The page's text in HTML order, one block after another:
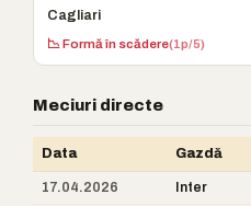
Cagliari
📉 Formă în scădere(1p/5)
Meciuri directe
Data Gazdă
17.04.2026 Inter